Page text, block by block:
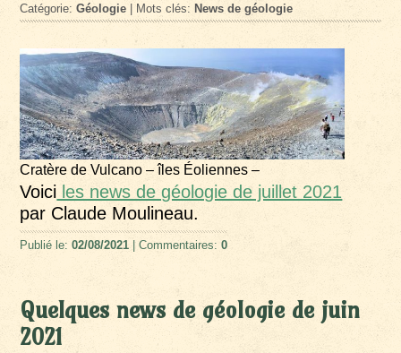
Catégorie:Géologie | Mots clés: News de géologie
Cratère de Vulcano – îles Éoliennes –
Voici les news de géologie de juillet 2021
par Claude Moulineau.
Publié le:02/08/2021 | Commentaires:0
Quelques news de géologie de juin
2021